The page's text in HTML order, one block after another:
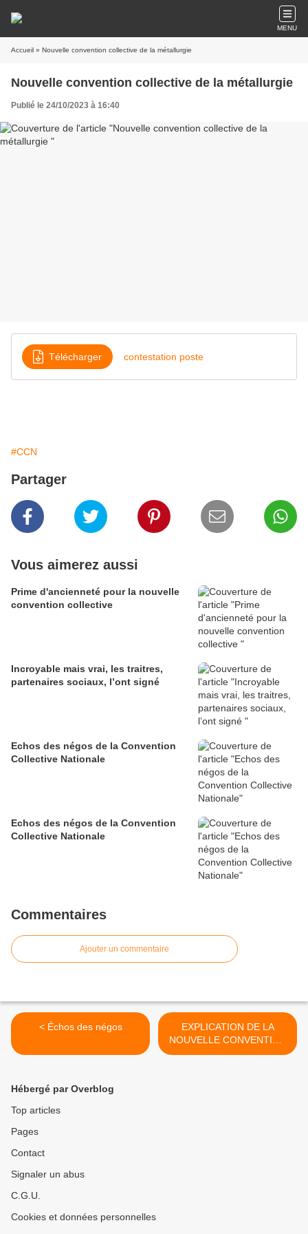
MENU
Accueil » Nouvelle convention collective de la métallurgie
Nouvelle convention collective de la métallurgie
Publié le 24/10/2023 à 16:40
Télécharger contestation poste
#CCN
Partager
Vous aimerez aussi
Prime d'ancienneté pour la nouvelle
convention collective
Incroyable mais vrai, les traitres,
partenaires sociaux, l’ont signé
Echos des négos de la Convention
Collective Nationale
Echos des négos de la Convention
Collective Nationale
Commentaires
Ajouter un commentaire
< Échos des négos
EXPLICATION DE LA
NOUVELLE CONVENTION
COLLECTIVE DE LA
Hébergé par Overblog
Top articles
Pages
Contact
Signaler un abus
C.G.U.
Cookies et données personnelles